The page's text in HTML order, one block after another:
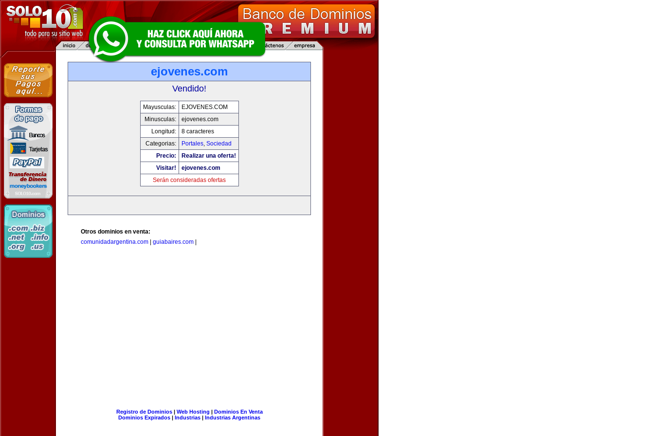
ejovenes.com
Vendido!
Mayusculas:
EJOVENES.COM
Minusculas:
ejovenes.com
Longitud:
8 caracteres
Categorias:
Portales, Sociedad
Precio:
Realizar una oferta!
Visitar!
ejovenes.com
Serán consideradas ofertas
Otros dominios en venta:
comunidadargentina.com
guiabaires.com
Registro de Dominios| Web Hosting | Dominios En Venta
Dominios Expirados | Industrias | Industrias Argentinas